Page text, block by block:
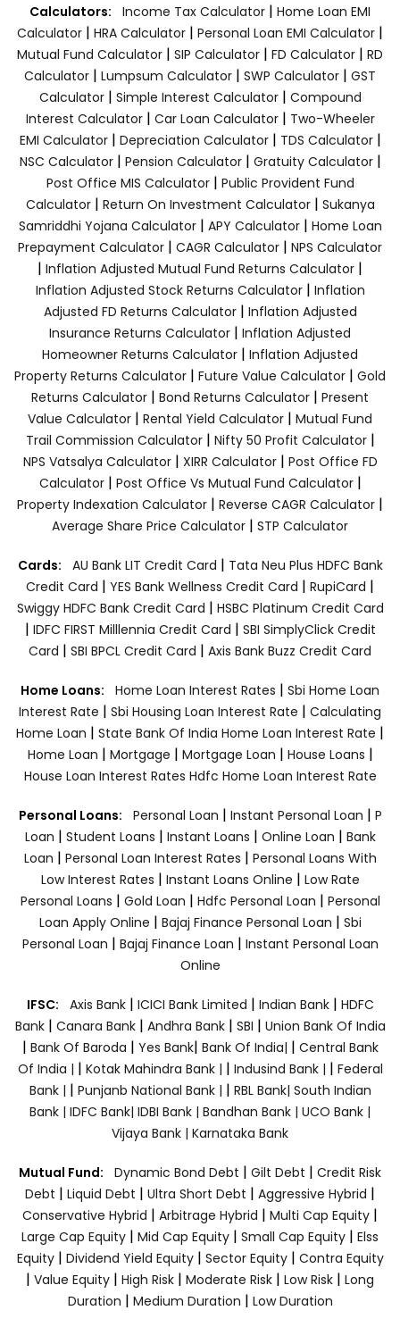
Calculators: Income Tax Calculator | Home Loan EMI
Calculator | HRA Calculator | Personal Loan EMI Calculator |
Mutual Fund Calculator | SIP Calculator | FD Calculator | RD
Calculator | Lumpsum Calculator | SWP Calculator | GST
Calculator| Simple Interest Calculator| Compound
Interest Calculator| Car Loan Calculator| Two-Wheeler
EMI Calculator| Depreciation Calculator| TDS Calculator|
NSC Calculator| Pension Calculator| Gratuity Calculator|
Post Office MIS Calculator| Public Provident Fund
Calculator| Return On Investment Calculator| Sukanya
Samriddhi Yojana Calculator| APY Calculator| Home Loan
Prepayment Calculator | CAGR Calculator | NPS Calculator
| Inflation Adjusted Mutual Fund Returns Calculator |
Inflation Adjusted Stock Returns Calculator| Inflation
Adjusted FD Returns Calculator| Inflation Adjusted
Insurance Returns Calculator | Inflation Adjusted
Homeowner Returns Calculator | Inflation Adjusted
Property Returns Calculator | Future Value Calculator | Gold
Returns Calculator | Bond Returns Calculator | Present
Value Calculator | Rental Yield Calculator | Mutual Fund
Trail Commission Calculator| Nifty 50 Profit Calculator|
NPS Vatsalya Calculator| XIRR Calculator| Post Office FD
Calculator| Post Office Vs Mutual Fund Calculator|
Property Indexation Calculator | Reverse CAGR Calculator |
Average Share Price Calculator | STP Calculator
Cards: AU Bank LIT Credit Card | Tata Neu Plus HDFC Bank
Credit Card | YES Bank Wellness Credit Card | RupiCard |
Swiggy HDFC Bank Credit Card | HSBC Platinum Credit Card
| IDFC FIRST Milllennia Credit Card | SBI SimplyClick Credit
Card | SBI BPCL Credit Card | Axis Bank Buzz Credit Card
Home Loans: Home Loan Interest Rates | Sbi Home Loan
Interest Rate | Sbi Housing Loan Interest Rate | Calculating
Home Loan | State Bank Of India Home Loan Interest Rate |
Home Loan | Mortgage | Mortgage Loan | House Loans |
House Loan Interest Rates Hdfc Home Loan Interest Rate
Personal Loans: Personal Loan | Instant Personal Loan | P
Loan | Student Loans | Instant Loans | Online Loan | Bank
Loan | Personal Loan Interest Rates | Personal Loans With
Low Interest Rates | Instant Loans Online | Low Rate
Personal Loans | Gold Loan | Hdfc Personal Loan | Personal
Loan Apply Online | Bajaj Finance Personal Loan | Sbi
Personal Loan | Bajaj Finance Loan | Instant Personal Loan
Online
IFSC: Axis Bank | ICICI Bank Limited | Indian Bank | HDFC
Bank| Canara Bank | Andhra Bank| SBI | Union Bank Of India
| Bank Of Baroda | Yes Bank| Bank Of India| | Central Bank
Of India | | Kotak Mahindra Bank | | Indusind Bank | | Federal
Bank | | Punjanb National Bank | | RBL Bank| South Indian
Bank | IDFC Bank| IDBI Bank | Bandhan Bank | UCO Bank |
Vijaya Bank | Karnataka Bank
Mutual Fund: Dynamic Bond Debt | Gilt Debt | Credit Risk
Debt | Liquid Debt | Ultra Short Debt | Aggressive Hybrid |
Conservative Hybrid | Arbitrage Hybrid | Multi Cap Equity |
Large Cap Equity | Mid Cap Equity | Small Cap Equity | Elss
Equity| Dividend Yield Equity| Sector Equity | Contra Equity
| Value Equity | High Risk | Moderate Risk | Low Risk | Long
Duration | Medium Duration | Low Duration